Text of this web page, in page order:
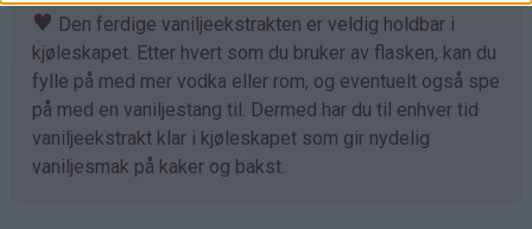
♥ Den ferdige vaniljeekstrakten er veldig holdbar i
kjøleskapet. Etter hvert som du bruker av flasken, kan du
fylle på med mer vodka eller rom, og eventuelt også spe
på med en vaniljestang til. Dermed har du til enhver tid
vaniljeekstrakt klar i kjøleskapet som gir nydelig
vaniljesmak på kaker og bakst.